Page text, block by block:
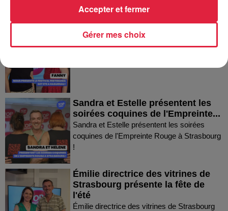
Fanny nous présente le festival
Sandra et Estelle présentent les
soirées coquines de l'Empreinte...
Sandra et Estelle présentent les soirées
coquines de l'Empreinte Rouge à Strasbourg
!
Émilie directrice des vitrines de
Strasbourg présente la fête de
l'été
Émilie directrice des vitrines de Strasbourg
Gérer mes choix
Accepter et fermer